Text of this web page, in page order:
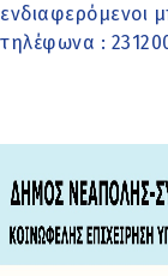
ενδιαφερόμενοι
τηλέφωνα :